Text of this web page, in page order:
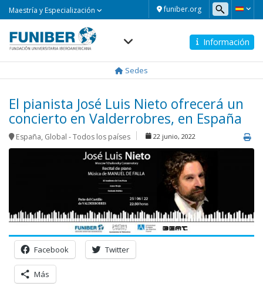
funiber.org
Maestría y Especialización
Información
Sedes
El pianista José Luis Nieto ofrecerá un
concierto en Valderrobres, en España
España, Global - Todos los países 22 junio, 2022
Facebook Twitter
Más